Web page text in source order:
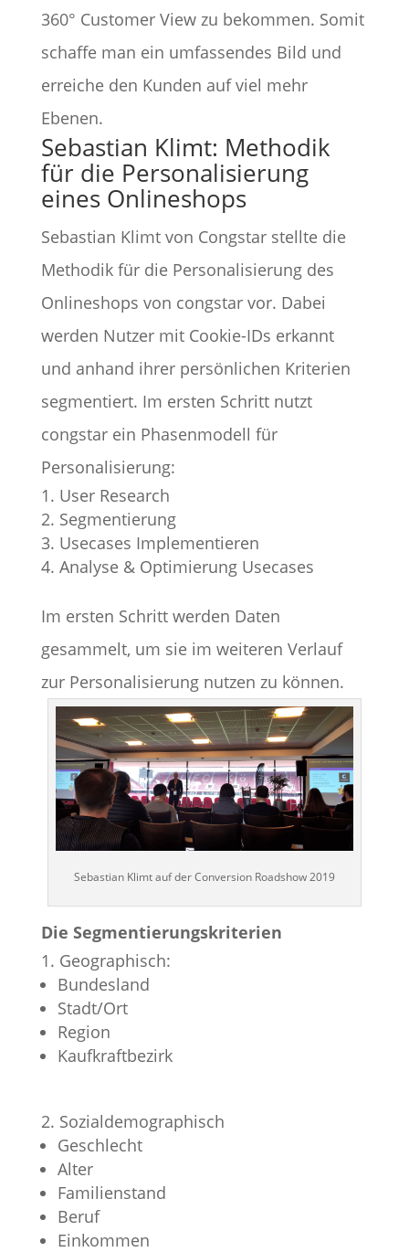
360° Customer View zu bekommen. Somit
schaffe man ein umfassendes Bild und
erreiche den Kunden auf viel mehr
Ebenen.
Sebastian Klimt: Methodik
für die Personalisierung
eines Onlineshops
Sebastian Klimt von Congstar stellte die
Methodik für die Personalisierung des
Onlineshops von congstar vor. Dabei
werden Nutzer mit Cookie-IDs erkannt
und anhand ihrer persönlichen Kriterien
segmentiert. Im ersten Schritt nutzt
congstar ein Phasenmodell für
Personalisierung:
User Research
Segmentierung
Usecases Implementieren
Analyse & Optimierung Usecases
Im ersten Schritt werden Daten
gesammelt, um sie im weiteren Verlauf
zur Personalisierung nutzen zu können.
Sebastian Klimt auf der Conversion Roadshow 2019
Die Segmentierungskriterien
Geographisch:
Bundesland
Stadt/Ort
Region
Kaufkraftbezirk
Sozialdemographisch
Geschlecht
Alter
Familienstand
Beruf
Einkommen